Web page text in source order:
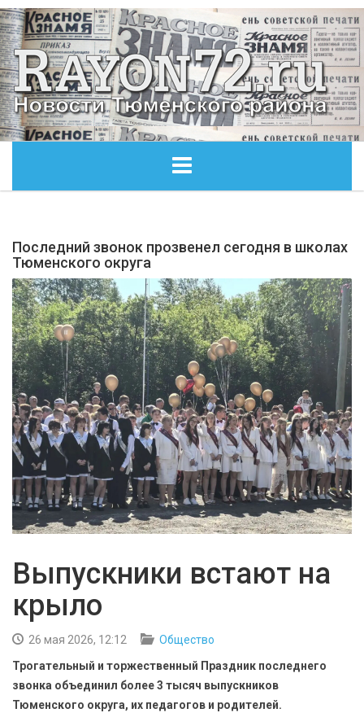
ОБЩЕСТВО
ЭКОНОМИКА
КУЛЬТУРА
БЕЗОПАСНОСТЬ
СПОРТ
АРХИВ PDF
Последний звонок прозвенел сегодня в школах
Тюменского округа
Выпускники встают на
крыло
26 мая 2026, 12:12
Общество
Трогательный и торжественный Праздник последнего
звонка объединил более 3 тысяч выпускников
Тюменского округа, их педагогов и родителей.